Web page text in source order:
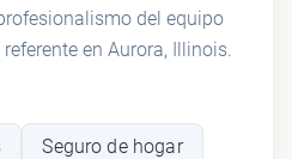
del equipo
en Aurora, Illinois.
Seguro de hogar